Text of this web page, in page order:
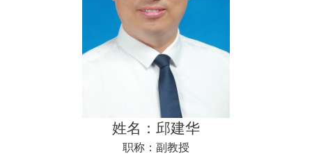
姓名：邱建华
职称：副教授